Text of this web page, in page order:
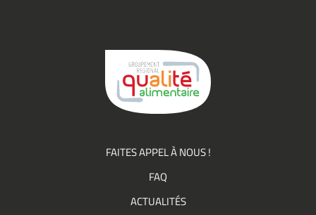
FAITES APPEL À NOUS !
FAQ
ACTUALITÉS